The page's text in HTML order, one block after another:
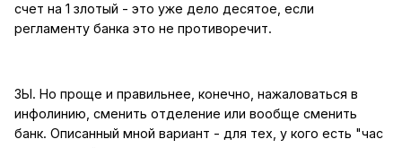
счет на 1 злотый - это уже дело десятое, если
регламенту банка это не противоречит.
ЗЫ. Но проще и правильнее, конечно, нажаловаться в
инфолинию, сменить отделение или вообще сменить
банк. Описанный мной вариант - для тех, у кого есть "час